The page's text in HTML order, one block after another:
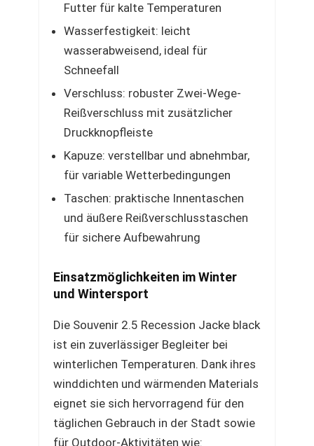
Futter für kalte Temperaturen
Wasserfestigkeit: leicht
wasserabweisend, ideal für
Schneefall
Verschluss: robuster Zwei-Wege-
Reißverschluss mit zusätzlicher
Druckknopfleiste
Kapuze: verstellbar und abnehmbar,
für variable Wetterbedingungen
Taschen: praktische Innentaschen
und äußere Reißverschlusstaschen
für sichere Aufbewahrung
Einsatzmöglichkeiten im Winter
und Wintersport
Die Souvenir 2.5 Recession Jacke black
ist ein zuverlässiger Begleiter bei
winterlichen Temperaturen. Dank ihres
winddichten und wärmenden Materials
eignet sie sich hervorragend für den
täglichen Gebrauch in der Stadt sowie
für Outdoor-Aktivitäten wie: